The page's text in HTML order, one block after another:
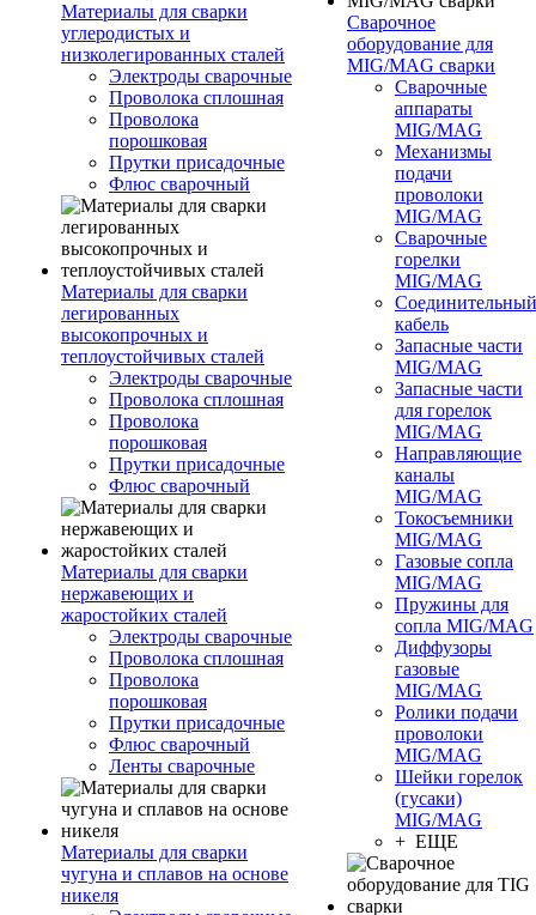
Материалы для сварки
углеродистых и
низколегированных сталей
Электроды сварочные
Проволока сплошная
Проволока
порошковая
Прутки присадочные
Флюс сварочный
Материалы для сварки
легированных
высокопрочных и
теплоустойчивых сталей
Электроды сварочные
Проволока сплошная
Проволока
порошковая
Прутки присадочные
Флюс сварочный
Материалы для сварки
нержавеющих и
жаростойких сталей
Электроды сварочные
Проволока сплошная
Проволока
порошковая
Прутки присадочные
Флюс сварочный
Ленты сварочные
Материалы для сварки
чугуна и сплавов на основе
никеля
Сварочное
оборудование для
MIG/MAG сварки
Сварочные
аппараты
MIG/MAG
Механизмы
подачи
проволоки
MIG/MAG
Сварочные
горелки
MIG/MAG
Соединительный
кабель
Запасные части
MIG/MAG
Запасные части
для горелок
MIG/MAG
Направляющие
каналы
MIG/MAG
Токосъемники
MIG/MAG
Газовые сопла
MIG/MAG
Пружины для
сопла MIG/MAG
Диффузоры
газовые
MIG/MAG
Ролики подачи
проволоки
MIG/MAG
Шейки горелок
(гусаки)
MIG/MAG
+ ЕЩЕ